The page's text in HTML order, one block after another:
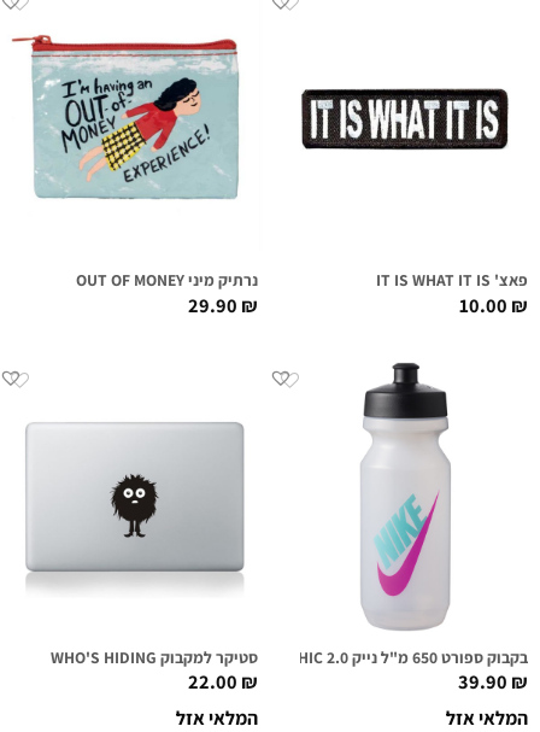
פאצ' IT IS WHAT IT IS
10.00₪
נרתיק מיני OUT OF MONEY
29.90₪
בקבוק ספורט 650 מ"ל נייק 2.0 NIKE BIG MOUTH GRAPHIC שקוף/גרפי
39.90₪
המלאי אזל
סטיקר למקבוק WHO'S HIDING
22.00₪
המלאי אזל